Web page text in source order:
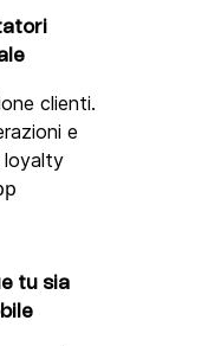
clienti.
e
loyalty
tu sia